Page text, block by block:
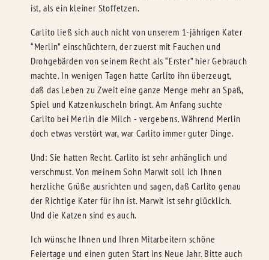
ist, als ein kleiner Stoffetzen.
Carlito ließ sich auch nicht von unserem 1-jährigen Kater
“Merlin” einschüchtern, der zuerst mit Fauchen und
Drohgebärden von seinem Recht als “Erster” hier Gebrauch
machte. In wenigen Tagen hatte Carlito ihn überzeugt,
daß das Leben zu Zweit eine ganze Menge mehr an Spaß,
Spiel und Katzenkuscheln bringt. Am Anfang suchte
Carlito bei Merlin die Milch - vergebens. Während Merlin
doch etwas verstört war, war Carlito immer guter Dinge.
Und: Sie hatten Recht. Carlito ist sehr anhänglich und
verschmust. Von meinem Sohn Marwit soll ich Ihnen
herzliche Grüße ausrichten und sagen, daß Carlito genau
der Richtige Kater für ihn ist. Marwit ist sehr glücklich.
Und die Katzen sind es auch.
Ich wünsche Ihnen und Ihren Mitarbeitern schöne
Feiertage und einen guten Start ins Neue Jahr. Bitte auch